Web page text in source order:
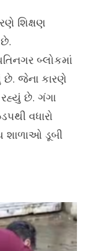
શિક્ષણ
બ્લોકમાં
છે. જેના કારણે
છે. ગંગા
વધારો
શાળાઓ ડૂબી